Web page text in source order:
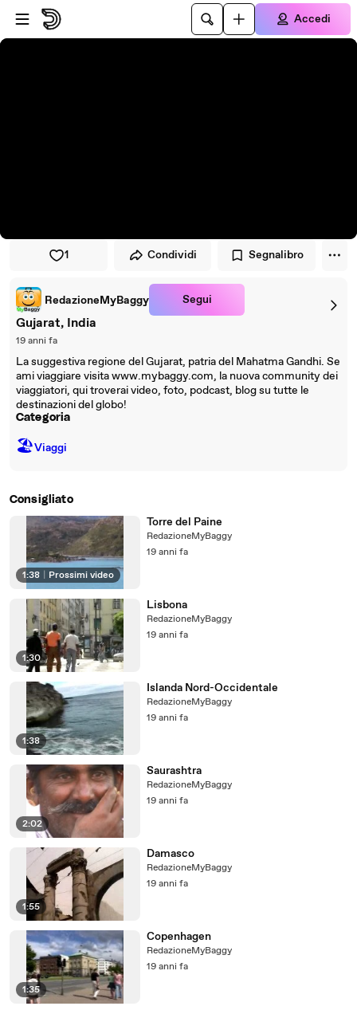
Vai al lettore
Passa al contenuto principale
Accedi
1 Condividi Segnalibro
RedazioneMyBaggy Segui
Gujarat, India
19 anni fa
La suggestiva regione del Gujarat, patria del Mahatma Gandhi. Se
ami viaggiare visita www.mybaggy.com, la nuova community dei
viaggiatori, qui troverai video, foto, podcast, blog su tutte le
destinazioni del globo!
Categoria
🏖Viaggi
Consigliato
1:38 Prossimi video
Torre del Paine
RedazioneMyBaggy
19 anni fa
1:30
Lisbona
RedazioneMyBaggy
19 anni fa
1:38
Islanda Nord-Occidentale
RedazioneMyBaggy
19 anni fa
2:02
Saurashtra
RedazioneMyBaggy
19 anni fa
1:55
Damasco
RedazioneMyBaggy
19 anni fa
1:35
Copenhagen
RedazioneMyBaggy
19 anni fa